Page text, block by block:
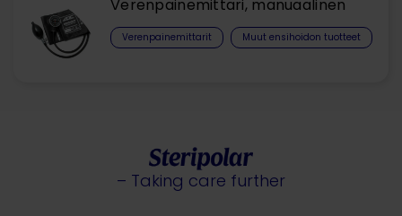
Verenpainemittari, manuaalinen
Verenpainemittarit Muut ensihoidon tuotteet
– Taking care further